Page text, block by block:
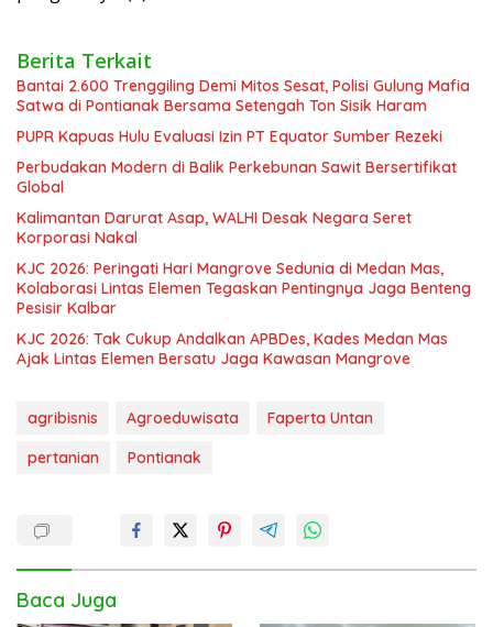
Berita Terkait
Bantai 2.600 Trenggiling Demi Mitos Sesat, Polisi Gulung Mafia
Satwa di Pontianak Bersama Setengah Ton Sisik Haram
PUPR Kapuas Hulu Evaluasi Izin PT Equator Sumber Rezeki
Perbudakan Modern di Balik Perkebunan Sawit Bersertifikat
Global
Kalimantan Darurat Asap, WALHI Desak Negara Seret
Korporasi Nakal
KJC 2026: Peringati Hari Mangrove Sedunia di Medan Mas,
Kolaborasi Lintas Elemen Tegaskan Pentingnya Jaga Benteng
Pesisir Kalbar
KJC 2026: Tak Cukup Andalkan APBDes, Kades Medan Mas
Ajak Lintas Elemen Bersatu Jaga Kawasan Mangrove
agribisnis Agroeduwisata
Faperta Untan
pertanian
Pontianak
Baca Juga